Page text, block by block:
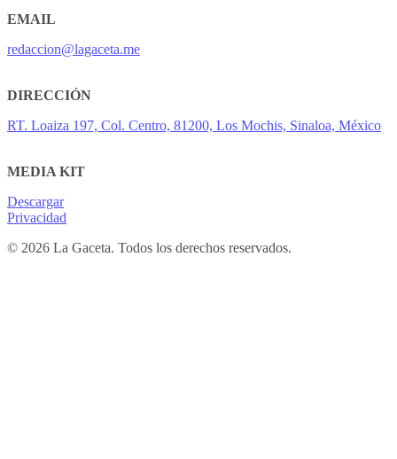
EMAIL
redaccion@lagaceta.me
DIRECCIÓN
RT. Loaiza 197, Col. Centro, 81200, Los Mochis, Sinaloa, México
MEDIA KIT
Descargar
Privacidad
© 2026 La Gaceta. Todos los derechos reservados.